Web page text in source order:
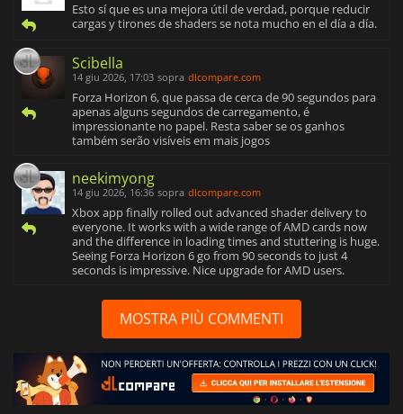
Esto sí que es una mejora útil de verdad, porque reducir
cargas y tirones de shaders se nota mucho en el día a día.
Scibella
14 giu 2026, 17:03 sopra dlcompare.com
Forza Horizon 6, que passa de cerca de 90 segundos para
apenas alguns segundos de carregamento, é
impressionante no papel. Resta saber se os ganhos
também serão visíveis em mais jogos
neekimyong
14 giu 2026, 16:36 sopra dlcompare.com
Xbox app finally rolled out advanced shader delivery to
everyone. It works with a wide range of AMD cards now
and the difference in loading times and stuttering is huge.
Seeing Forza Horizon 6 go from 90 seconds to just 4
seconds is impressive. Nice upgrade for AMD users.
MOSTRA PIÙ COMMENTI